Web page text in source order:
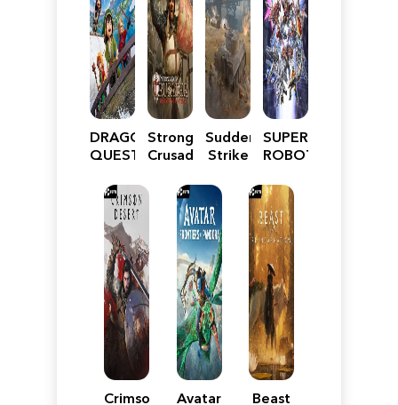
DRAGON
QUEST
Reimagined
Stronghold
Crusader:
Edition
Sudden
Strike
SUPER
ROBOT
Y
Crimson
Avatar:
Beast